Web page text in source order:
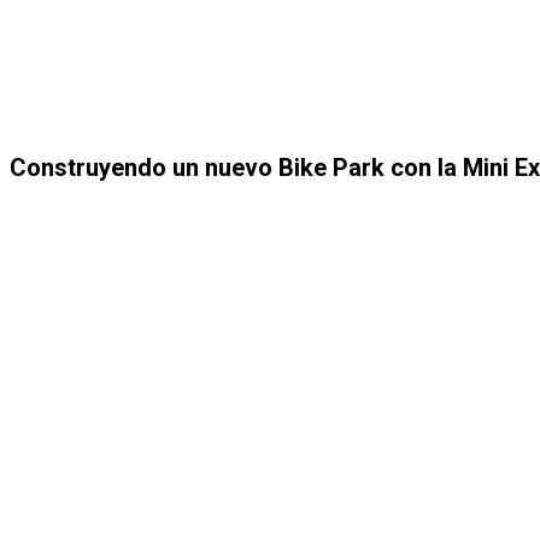
Construyendo un nuevo Bike Park con la Mini